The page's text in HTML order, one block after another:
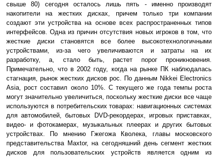
свыше 80) сегодня осталось лишь пять - именно производят
накопители на жестких дисках, причем только три компании
создают эти устройства на основе всех распространенных типов
интерфейсов. Одна из причин отсутствия новых игроков в том, что
жесткие диски становятся все более высокотехнологичными
устройствами, из-за чего увеличиваются и затраты на их
разработку, а, стало быть, растет порог проникновения.
Примечательно, что в 2002 году, когда на рынке ПК наблюдалась
стагнация, рынок жестких дисков рос. По данным Nikkei Electronics
Asia, рост составил около 10%. С текущего же года темпы роста
могут значительно увеличиться, поскольку жесткие диски все чаще
используются в потребительских товарах: навигационных системах
для автомобилей, бытовых DVD-рекордерах, игровых приставках,
видео- и фотокамерах, музыкальных плеерах и других бытовых
устройствах. По мнению Гжегожа Кволека, главы московского
представительства Maxtor, на сегодняшний день сегмент жестких
дисков для пользовательских устройств является одним из